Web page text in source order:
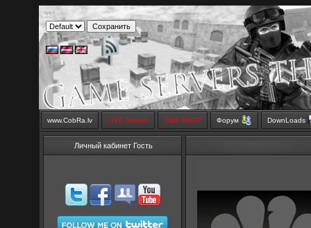
www.CobRa.lv LIVE Stream SMS SHOP Форум DownLoads
Личный кабинет Гость